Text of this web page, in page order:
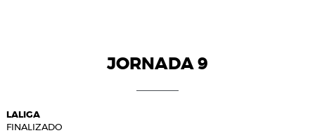
JORNADA 9
LALIGA
FINALIZADO